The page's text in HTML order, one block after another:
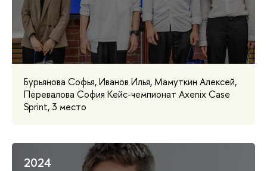
Бурьянова Софья, Иванов Илья, Мамуткин Алексей,
Перевалова София Кейс-чемпионат Axenix Case
Sprint, 3 место
2024